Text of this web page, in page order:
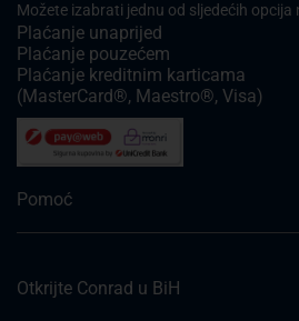
Možete izabrati jednu od sljedećih opcija
Plaćanje unaprijed
Plaćanje pouzećem
Plaćanje kreditnim karticama
(MasterCard®, Maestro®, Visa)
Pomoć
Otkrijte Conrad u BiH